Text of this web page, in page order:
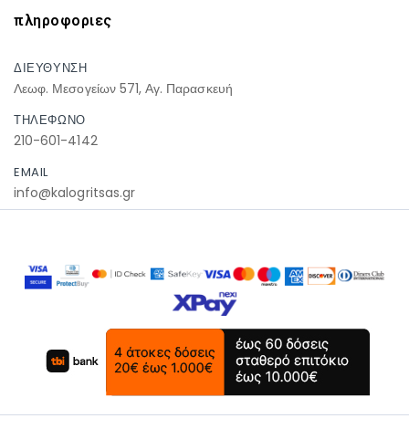
πληροφοριες
ΔΙΕΥΘΥΝΣΗ
Λεωφ. Μεσογείων 571, Αγ. Παρασκευή
ΤΗΛΕΦΩΝΟ
210-601-4142
EMAIL
info@kalogritsas.gr